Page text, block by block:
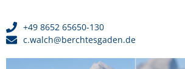
+49 8652 65650-130
c.walch@berchtesgaden.de